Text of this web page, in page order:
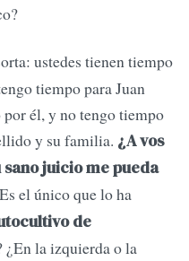
ustedes tienen tiempo
tiempo para Juan
él, y no tengo tiempo
y su familia. ¿A vos
juicio me pueda
el único que lo ha
de
¿En la izquierda o la